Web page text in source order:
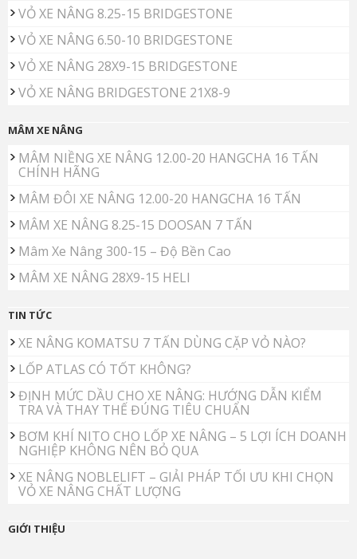
VỎ XE NÂNG 8.25-15 BRIDGESTONE
VỎ XE NÂNG 6.50-10 BRIDGESTONE
VỎ XE NÂNG 28X9-15 BRIDGESTONE
VỎ XE NÂNG BRIDGESTONE 21X8-9
MÂM XE NÂNG
MÂM NIỀNG XE NÂNG 12.00-20 HANGCHA 16 TẤN
CHÍNH HÃNG
MÂM ĐÔI XE NÂNG 12.00-20 HANGCHA 16 TẤN
MÂM XE NÂNG 8.25-15 DOOSAN 7 TẤN
Mâm Xe Nâng 300-15 – Độ Bền Cao
MÂM XE NÂNG 28X9-15 HELI
TIN TỨC
XE NÂNG KOMATSU 7 TẤN DÙNG CẶP VỎ NÀO?
LỐP ATLAS CÓ TỐT KHÔNG?
ĐỊNH MỨC DẦU CHO XE NÂNG: HƯỚNG DẪN KIỂM
TRA VÀ THAY THẾ ĐÚNG TIÊU CHUẨN
BƠM KHÍ NITO CHO LỐP XE NÂNG – 5 LỢI ÍCH DOANH
NGHIỆP KHÔNG NÊN BỎ QUA
XE NÂNG NOBLELIFT – GIẢI PHÁP TỐI ƯU KHI CHỌN
VỎ XE NÂNG CHẤT LƯỢNG
GIỚI THIỆU